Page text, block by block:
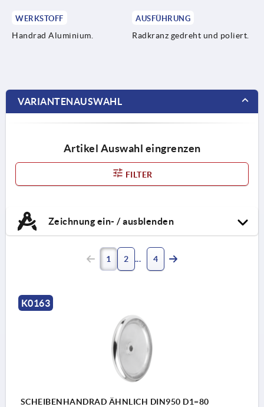
WERKSTOFF
Handrad Aluminium.
AUSFÜHRUNG
Radkranz gedreht und poliert.
VARIANTENAUSWAHL
Artikel Auswahl eingrenzen
FILTER
Zeichnung ein- / ausblenden
1 2 4
K0163
SCHEIBENHANDRAD ÄHNLICH DIN950 D1=80